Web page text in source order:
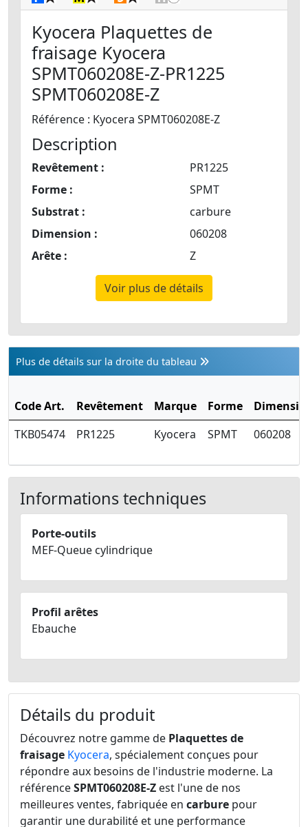
Kyocera Plaquettes de
fraisage Kyocera
SPMT060208E-Z-PR1225
SPMT060208E-Z
Référence : Kyocera SPMT060208E-Z
Description
Revêtement :
PR1225
Forme :
SPMT
Substrat :
carbure
Dimension :
060208
Arête :
Z
Voir plus de détails
Plus de détails sur la droite du tableau
Code Art. Revêtement Marque Forme
TKB05474
PR1225 Kyocera SPMT 060208
Informations techniques
Porte-outils
MEF-Queue cylindrique
Profil arêtes
Ebauche
Détails du produit
Découvrez notre gamme de Plaquettes de
fraisage Kyocera, spécialement conçues pour
répondre aux besoins de l'industrie moderne. La
référenceSPMT060208E-Z est l'une de nos
meilleures ventes, fabriquée en carbure pour
garantir une durabilité et une performance